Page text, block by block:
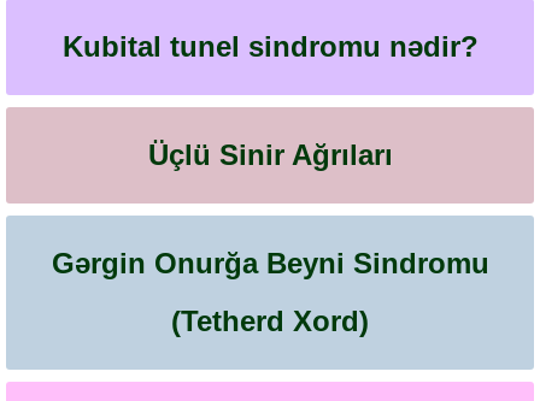
Kubital tunel sindromu nədir?
Üçlü Sinir Ağrıları
Gərgin Onurğa Beyni Sindromu
(Tetherd Xord)